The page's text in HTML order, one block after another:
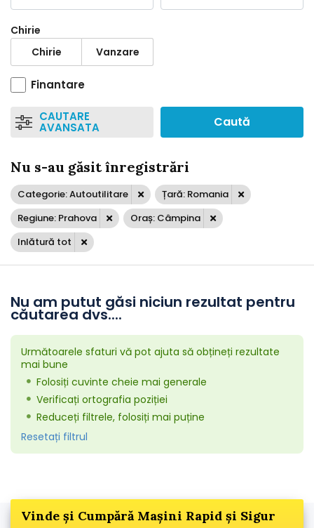
Chirie
Chirie
Vanzare
Finantare
CAUTARE
AVANSATA Caută
Nu s-au găsit înregistrări
Categorie: Autoutilitare
Țară: Romania
Regiune: Prahova
Oraș: Câmpina
Inlătură tot
Nu am putut găsi niciun rezultat pentru
căutarea dvs....
Următoarele sfaturi vă pot ajuta să obțineți rezultate
mai bune
Folosiți cuvinte cheie mai generale
Verificați ortografia poziției
Reduceți filtrele, folosiți mai puține
Resetați filtrul
Vinde și Cumpără Mașini Rapid și Sigur